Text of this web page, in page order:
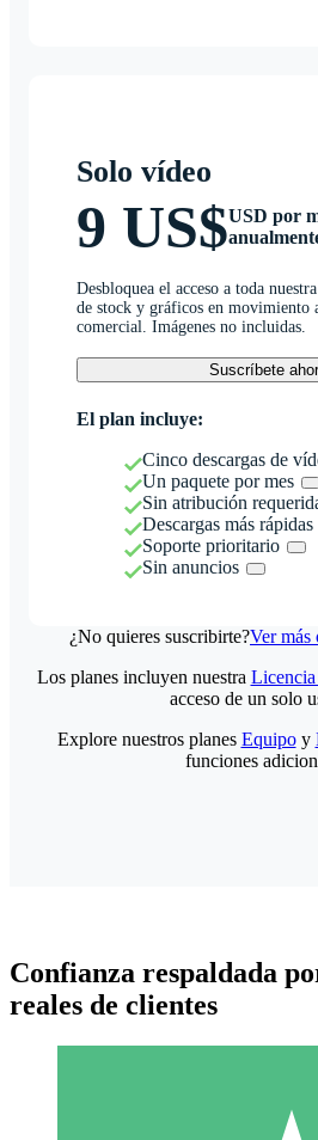
Solo vídeo
9 US$USD por
Desbloquea el acceso a toda
de stock y gráficos en movimiento
comercial. Imágenes no incluidas.
Suscríbete
El plan incluye:
Cinco descargas de
Un paquete por mes
Sin atribución
Descargas más rápidas
Soporte prioritario
Sin anuncios
¿No quieres suscribirte?Ver más
Los planes incluyen nuestra Licencia
acceso de un solo
Explore nuestros planes Equipoy
funciones
Confianza respaldada
reales de clientes